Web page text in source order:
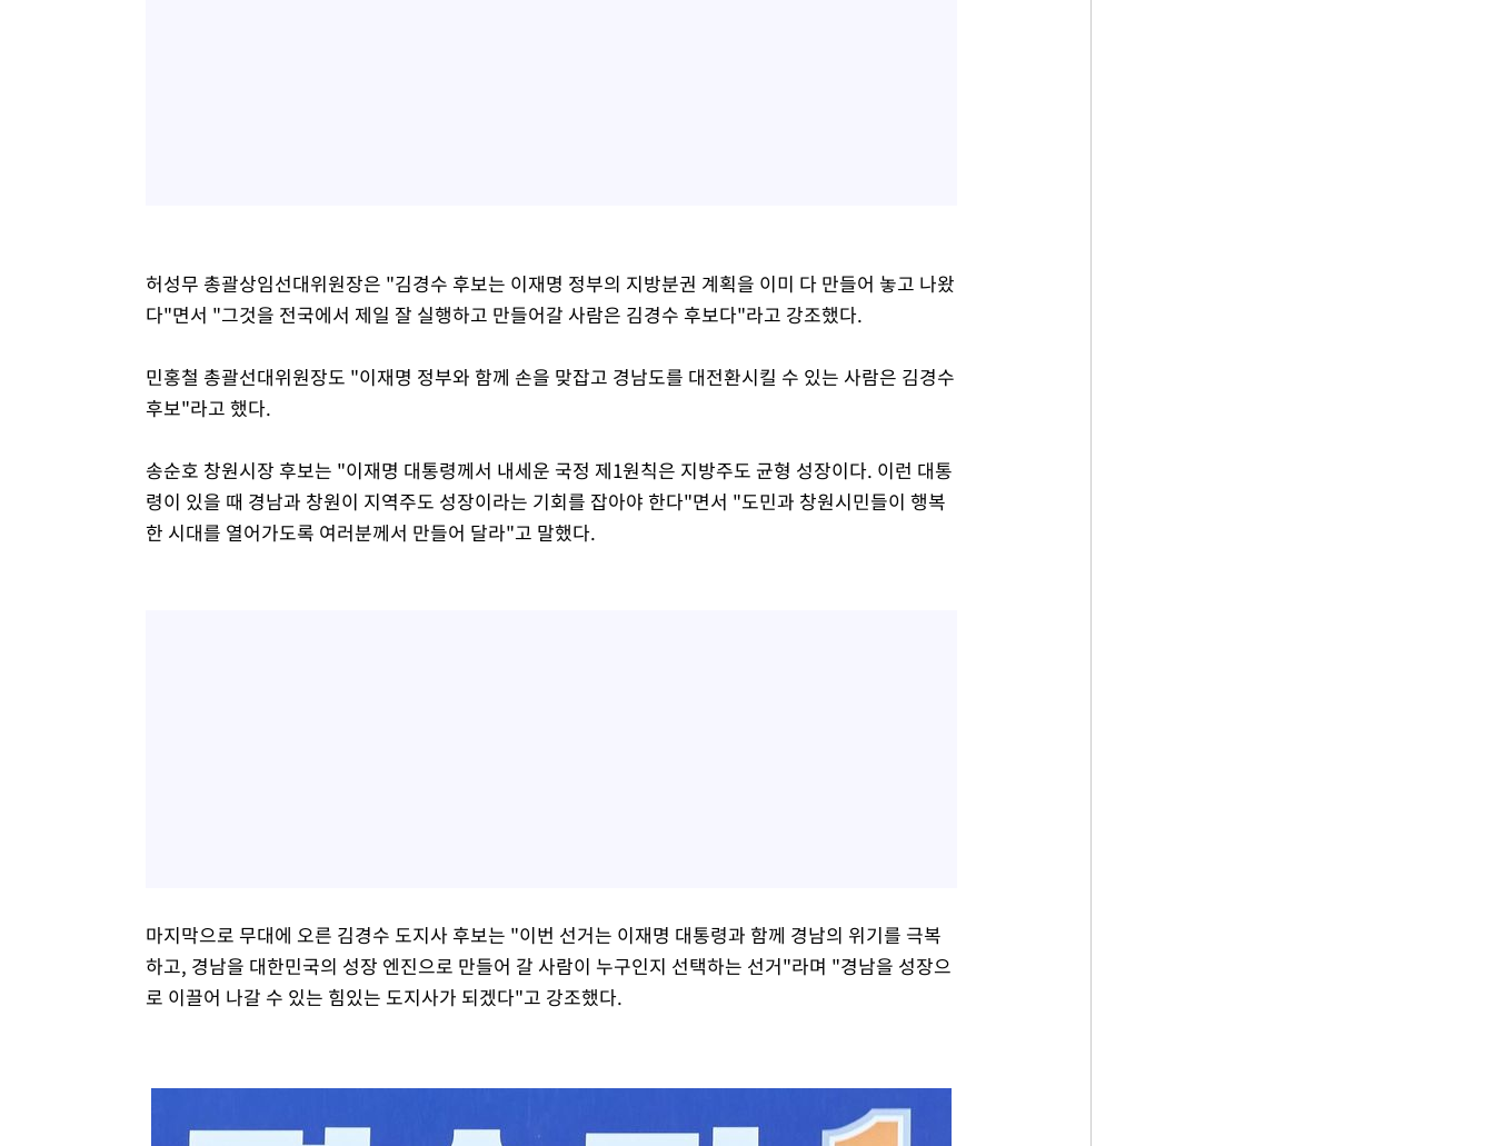
허성무 총괄상임선대위원장은 "김경수 후보는 이재명 정부의 지방분권 계획을 이미 다 만들어 놓고 나왔
다"면서 "그것을 전국에서 제일 잘 실행하고 만들어갈 사람은 김경수 후보다"라고 강조했다.
민홍철 총괄선대위원장도 "이재명 정부와 함께 손을 맞잡고 경남도를 대전환시킬 수 있는 사람은 김경수
후보"라고 했다.
송순호 창원시장 후보는 "이재명 대통령께서 내세운 국정 제1원칙은 지방주도 균형 성장이다. 이런 대통
령이 있을 때 경남과 창원이 지역주도 성장이라는 기회를 잡아야 한다"면서 "도민과 창원시민들이 행복
한 시대를 열어가도록 여러분께서 만들어 달라"고 말했다.
마지막으로 무대에 오른 김경수 도지사 후보는 "이번 선거는 이재명 대통령과 함께 경남의 위기를 극복
하고, 경남을 대한민국의 성장 엔진으로 만들어 갈 사람이 누구인지 선택하는 선거"라며 "경남을 성장으
로 이끌어 나갈 수 있는 힘있는 도지사가 되겠다"고 강조했다.